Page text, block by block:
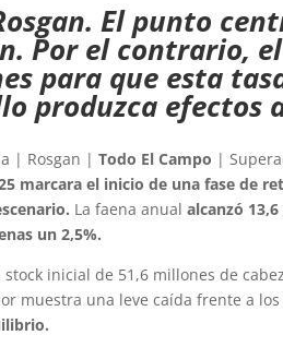
El punto
Por el contrario,
para que esta
produzca efectos
| Rosgan |Todo El Campo |
marcara el inicio de una fase de
La faena anualalcanzó
un 2,5%.
inicial de 51,6 millones de
muestra una leve caída frente a